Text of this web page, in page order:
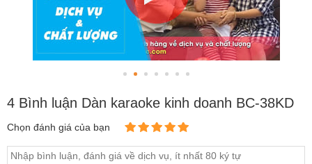
4 Bình luận Dàn karaoke kinh doanh BC-38KD
Chọn đánh giá của bạn